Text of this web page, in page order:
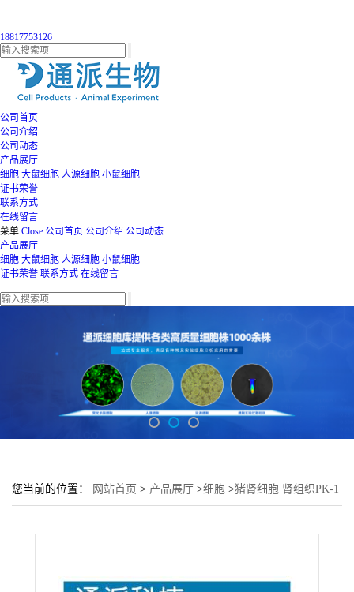
18817753126
公司首页
公司介绍
公司动态
产品展厅
细胞 大鼠细胞 人源细胞 小鼠细胞
证书荣誉
联系方式
在线留言
菜单 Close 公司首页 公司介绍 公司动态
产品展厅
细胞 大鼠细胞 人源细胞 小鼠细胞
证书荣誉 联系方式 在线留言
您当前的位置： 网站首页 > 产品展厅 >细胞 >猪肾细胞 肾组织PK-1